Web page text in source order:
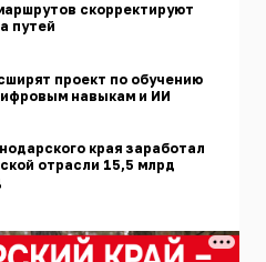
скорректируют
путей
проект по обучению
навыкам и ИИ
края заработал
отрасли 15,5 млрд